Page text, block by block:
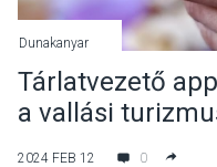
Dunakanyar
Tárlatvezető
a vallási
2024 FEB 12 0